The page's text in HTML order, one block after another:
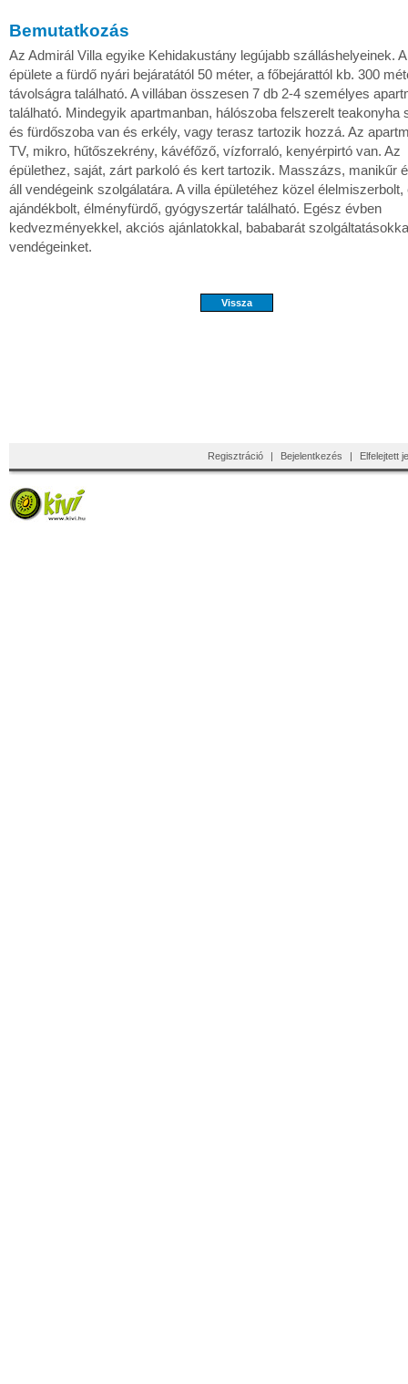
Bemutatkozás
Az Admirál Villa egyike Kehidakustány legújabb szálláshelyeinek.
épülete a fürdő nyári bejáratától 50 méter, a főbejárattól kb. 300
távolságra található. A villában összesen 7 db 2-4 személyes
található. Mindegyik apartmanban, hálószoba felszerelt teakonyha
és fürdőszoba van és erkély, vagy terasz tartozik hozzá. Az
TV, mikro, hűtőszekrény, kávéfőző, vízforraló, kenyérpirtó van. Az
épülethez, saját, zárt parkoló és kert tartozik. Masszázs, manikűr
áll vendégeink szolgálatára. A villa épületéhez közel élelmiszerbolt,
ajándékbolt, élményfürdő, gyógyszertár található. Egész évben
kedvezményekkel, akciós ajánlatokkal, bababarát
vendégeinket.
Regisztráció | Bejelentkezés | Elfelejtett